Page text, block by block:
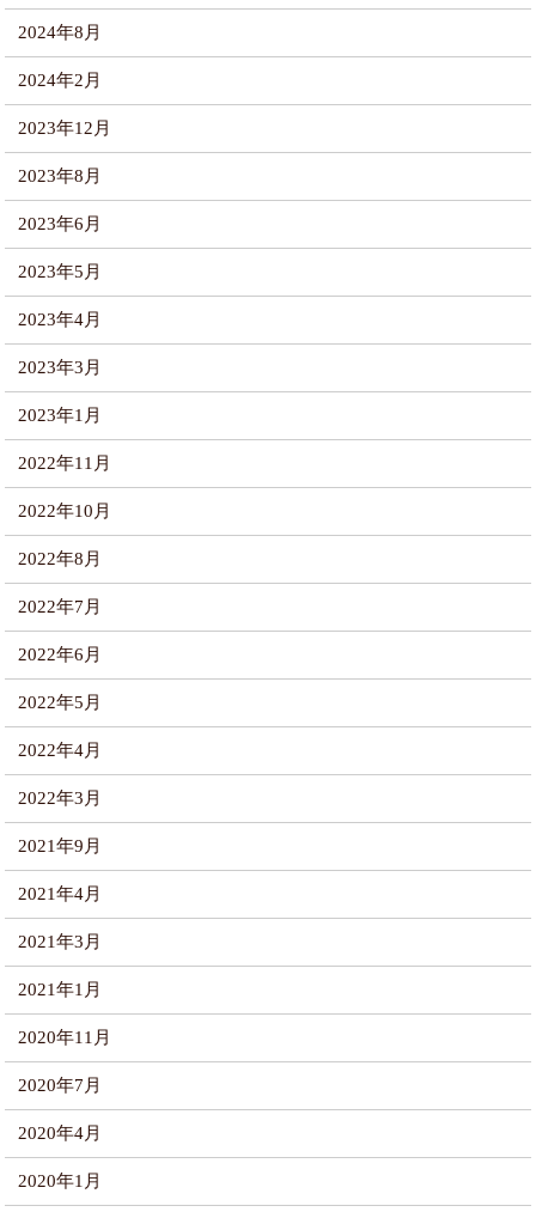
2024年8月
2024年2月
2023年12月
2023年8月
2023年6月
2023年5月
2023年4月
2023年3月
2023年1月
2022年11月
2022年10月
2022年8月
2022年7月
2022年6月
2022年5月
2022年4月
2022年3月
2021年9月
2021年4月
2021年3月
2021年1月
2020年11月
2020年7月
2020年4月
2020年1月